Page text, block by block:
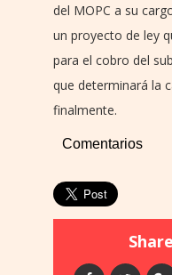
del MOPC a su
un proyecto de ley
para el cobro del
que determinará la
finalmente.
Comentarios